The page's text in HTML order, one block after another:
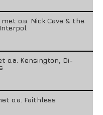
o.a. Nick Cave & the
o.a. Kensington, Di-
o.a. Faithless